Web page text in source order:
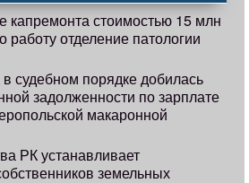
капремонта стоимостью 15 млн
работу отделение патологии
судебном порядке добилась
задолженности по зарплате
макаронной
РК устанавливает
земельных